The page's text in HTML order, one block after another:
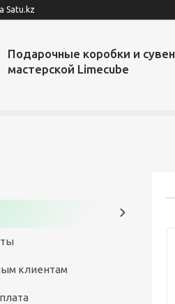
Satu.kz
Подарочные коробки и
мастерской Limecube
клиентам